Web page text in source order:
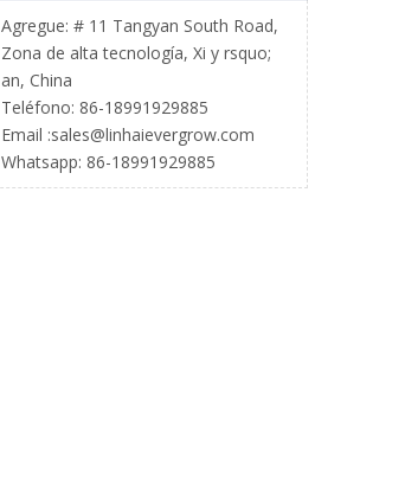
Agregue: # 11 Tangyan South Road,
Zona de alta tecnología, Xi y rsquo;
an, China
Teléfono: 86-18991929885
Email :sales@linhaievergrow.com
Whatsapp: 86-18991929885